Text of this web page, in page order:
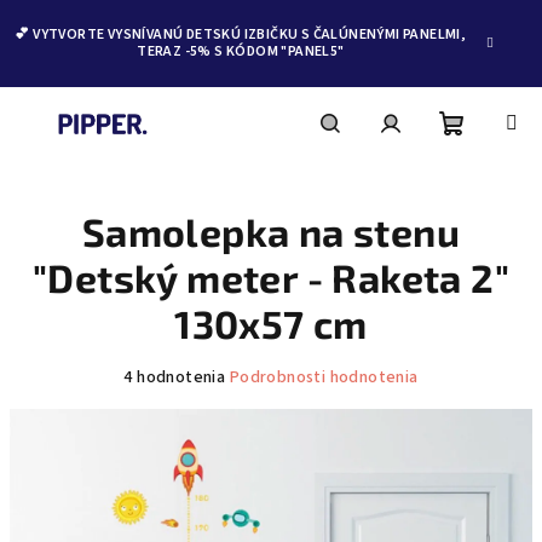
💕 VYTVORTE VYSNÍVANÚ DETSKÚ IZBIČKU S ČALÚNENÝMI PANELMI,
TERAZ -5% S KÓDOM "PANEL5"
košík
Samolepka na stenu
"Detský meter - Raketa 2"
130x57 cm
4 hodnotenia Podrobnosti hodnotenia